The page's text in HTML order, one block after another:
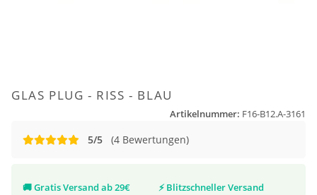
GLAS PLUG - RISS - BLAU
Artikelnummer: F16-B12.A-3161
5/5 (4 Bewertungen)
🚚Gratis Versand ab 29€ ⚡ Blitzschneller Versand